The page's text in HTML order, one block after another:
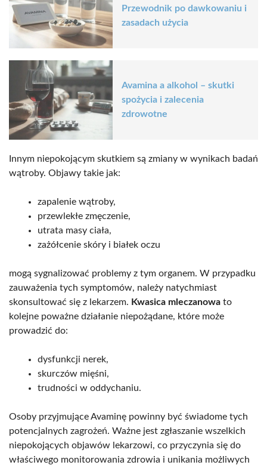
Przewodnik po dawkowaniu i
zasadach użycia
Avamina a alkohol – skutki
spożycia i zalecenia
zdrowotne
Innym niepokojącym skutkiem są zmiany w wynikach badań
wątroby. Objawy takie jak:
zapalenie wątroby,
przewlekłe zmęczenie,
utrata masy ciała,
zażółcenie skóry i białek oczu
mogą sygnalizować problemy z tym organem. W przypadku
zauważenia tych symptomów, należy natychmiast
skonsultować się z lekarzem. Kwasica mleczanowa to
kolejne poważne działanie niepożądane, które może
prowadzić do:
dysfunkcji nerek,
skurczów mięśni,
trudności w oddychaniu.
Osoby przyjmujące Avaminę powinny być świadome tych
potencjalnych zagrożeń. Ważne jest zgłaszanie wszelkich
niepokojących objawów lekarzowi, co przyczynia się do
właściwego monitorowania zdrowia i unikania możliwych